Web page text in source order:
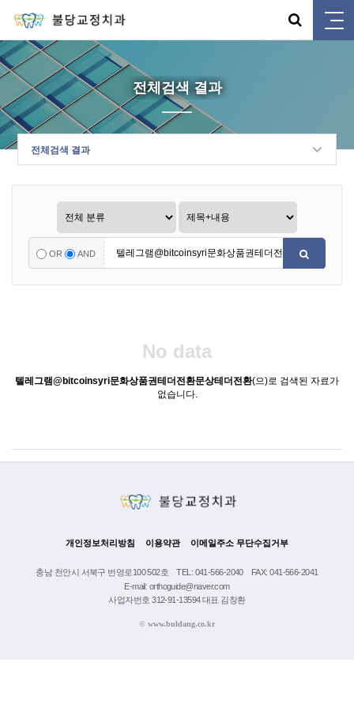
전체검색 결과
전체검색 결과
OR AND
No data
텔레그램@bitcoinsyri문화상품권테더전환문상테더전환(으)로 검색된 자료가
없습니다.
개인정보처리방침 이용약관 이메일주소 무단수집거부
충남 천안시 서북구 번영로100 502호 TEL: 041-566-2040
FAX: 041-566-2041
E-mail: orthoguide@naver.com
사업자번호 312-91-13594 대표 김창환
© www.buldang.co.kr